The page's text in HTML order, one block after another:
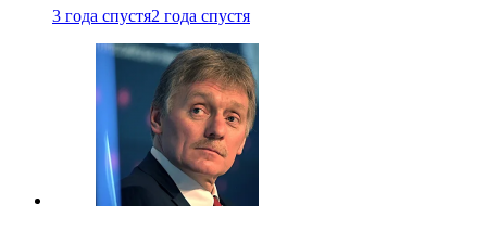
3 года спустя2 года спустя